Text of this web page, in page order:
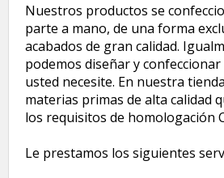
Nuestros productos se
parte a mano, de una forma
acabados de gran calidad.
podemos diseñar y
usted necesite. En nuestra
materias primas de alta calidad
los requisitos de homologación
Le prestamos los siguientes